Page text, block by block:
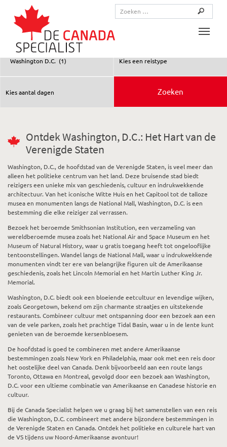
Ontdek Washington, D.C.: Het Hart van de
Verenigde Staten
Washington, D.C., de hoofdstad van de Verenigde Staten, is veel meer dan
alleen het politieke centrum van het land. Deze bruisende stad biedt
reizigers een unieke mix van geschiedenis, cultuur en indrukwekkende
architectuur. Van het iconische Witte Huis en het Capitool tot de talloze
musea en monumenten langs de National Mall, Washington, D.C. is een
bestemming die elke reiziger zal verrassen.
Bezoek het beroemde Smithsonian Institution, een verzameling van
wereldberoemde musea zoals het National Air and Space Museum en het
Museum of Natural History, waar u gratis toegang heeft tot ongelooflijke
tentoonstellingen. Wandel langs de National Mall, waar u indrukwekkende
monumenten vindt ter ere van belangrijke figuren uit de Amerikaanse
geschiedenis, zoals het Lincoln Memorial en het Martin Luther King Jr.
Memorial.
Washington, D.C. biedt ook een bloeiende eetcultuur en levendige wijken,
zoals Georgetown, bekend om zijn charmante straatjes en uitstekende
restaurants. Combineer cultuur met ontspanning door een bezoek aan een
van de vele parken, zoals het prachtige Tidal Basin, waar u in de lente kunt
genieten van de beroemde kersenbloesem.
De hoofdstad is goed te combineren met andere Amerikaanse
bestemmingen zoals New York en Philadelphia, maar ook met een reis door
het oostelijke deel van Canada. Denk bijvoorbeeld aan een route langs
Toronto, Ottawa en Montreal, gevolgd door een bezoek aan Washington,
D.C. voor een ultieme combinatie van Amerikaanse en Canadese historie en
cultuur.
Bij de Canada Specialist helpen we u graag bij het samenstellen van een reis
die Washington, D.C. combineert met andere bijzondere bestemmingen in
de Verenigde Staten en Canada. Ontdek het politieke en culturele hart van
de VS tijdens uw Noord-Amerikaanse avontuur!